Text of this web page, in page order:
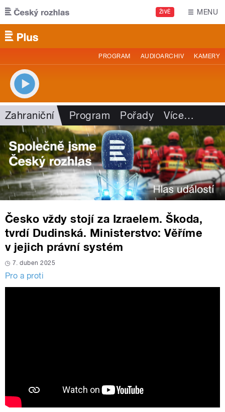
Přejít k hlavnímu obsahu
ŽIVĚ MENU
PROGRAM AUDIOARCHIV KAMERY
Zahraniční Program Pořady Více…
Česko vždy stojí za Izraelem. Škoda,
tvrdí Dudinská. Ministerstvo: Věříme
v jejich právní systém
7. duben 2025
Pro a proti